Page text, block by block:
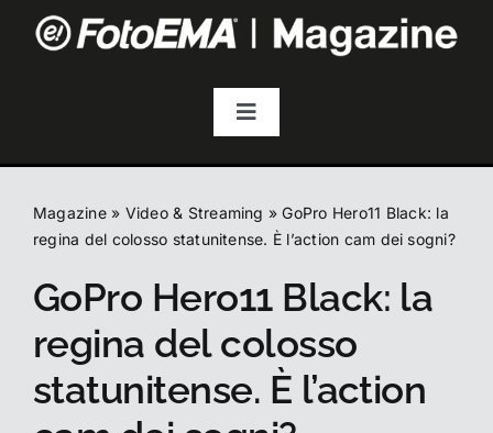
Toggle
Fotografia
Video & Streaming
Audio
Droni
Magazine» Video & Streaming »GoPro Hero11 Black: la
regina del colosso statunitense. È l’action cam dei sogni?
GoPro Hero11 Black: la
regina del colosso
statunitense. È l’action